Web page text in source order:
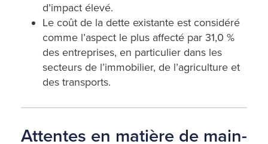
d’impact élevé.
Le coût de la dette existante est considéré
comme l’aspect le plus affecté par 31,0 %
des entreprises, en particulier dans les
secteurs de l’immobilier, de l’agriculture et
des transports.
Attentes en matière de main-